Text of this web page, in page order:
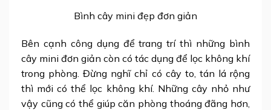
Bình cây mini đẹp đơn giản
Bên cạnh công dụng để trang trí thì những bình
cây mini đơn giản còn có tác dụng để lọc không khí
trong phòng. Đừng nghĩ chỉ có cây to, tán lá rộng
thì mới có thể lọc không khí. Những cây nhỏ như
vậy cũng có thể giúp căn phòng thoáng đãng hơn,